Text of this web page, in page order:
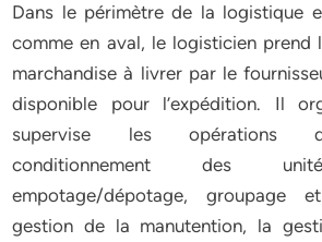
Dans le périmètre de la logistique
comme en aval, le logisticien prend
marchandise à livrer par le
disponible pour l’expédition. Il
supervise les opérations
conditionnement des
empotage/dépotage, groupage
gestion de la manutention, la